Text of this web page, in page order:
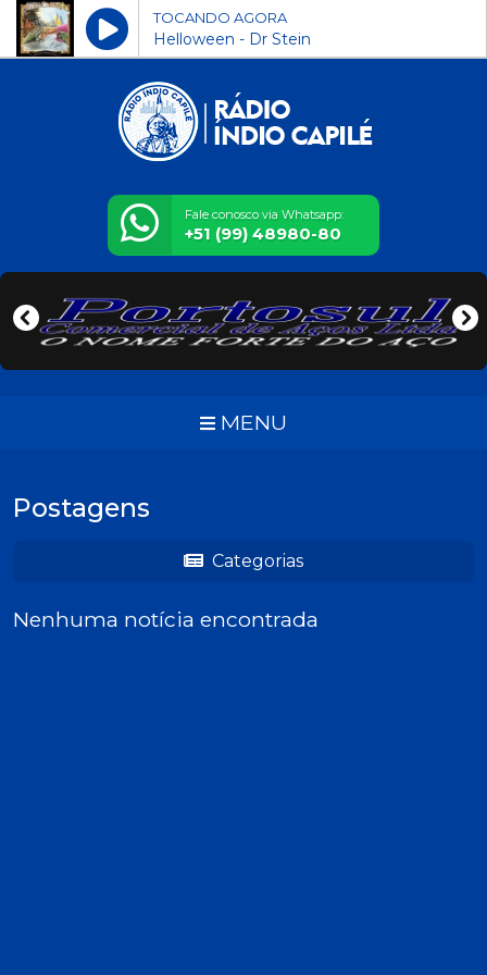
TOCANDO AGORA
Helloween - Dr Stein
Fale conosco via Whatsapp:
+51 (99) 48980-80
MENU
Postagens
Categorias
Nenhuma notícia encontrada